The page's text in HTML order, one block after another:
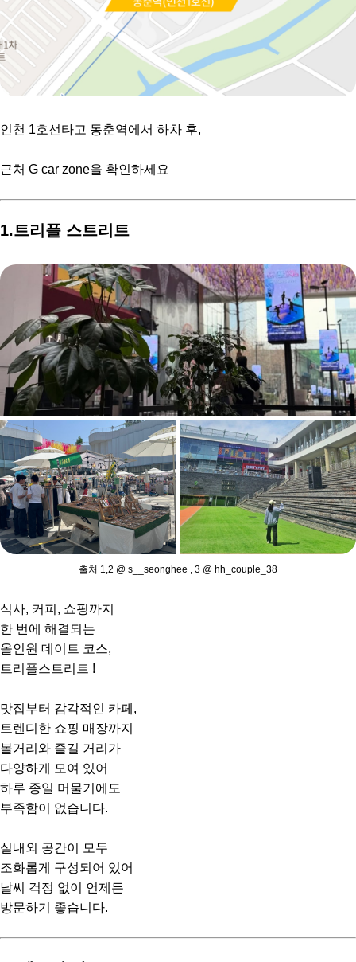
인천 1호선타고 동춘역에서 하차 후,
근처 G car zone을 확인하세요
1.트리플 스트리트
출처 1,2 @ s__seonghee , 3 @ hh_couple_38
식사, 커피, 쇼핑까지
한 번에 해결되는
올인원 데이트 코스,
트리플스트리트 !
맛집부터 감각적인 카페,
트렌디한 쇼핑 매장까지
볼거리와 즐길 거리가
다양하게 모여 있어
하루 종일 머물기에도
부족함이 없습니다.
실내외 공간이 모두
조화롭게 구성되어 있어
날씨 걱정 없이 언제든
방문하기 좋습니다.